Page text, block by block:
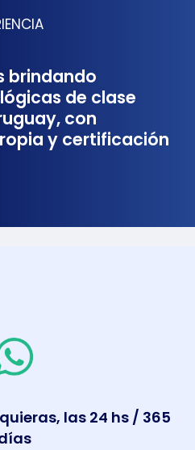
brindando
de clase
con
y certificación
las 24 hs / 365